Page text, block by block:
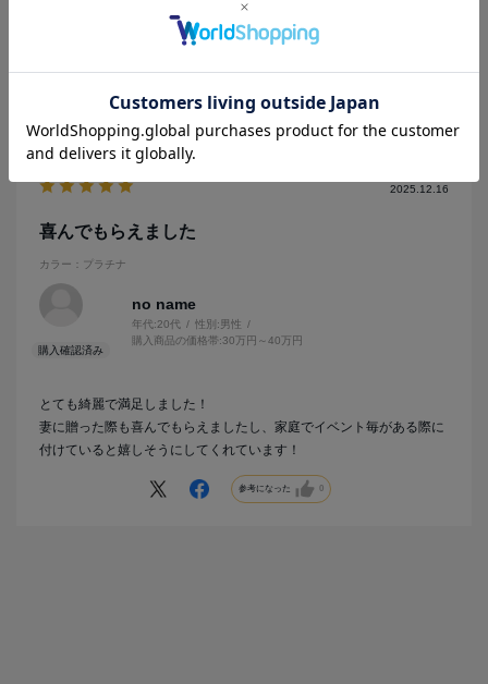
2025.12.16
喜んでもらえました
カラー：プラチナ
no name
年代:20代 性別:男性
購入商品の価格帯:30万円～40万円
とても綺麗で満足しました！
妻に贈った際も喜んでもらえましたし、家庭でイベント毎がある際に
付けていると嬉しそうにしてくれています！
参考になった 0